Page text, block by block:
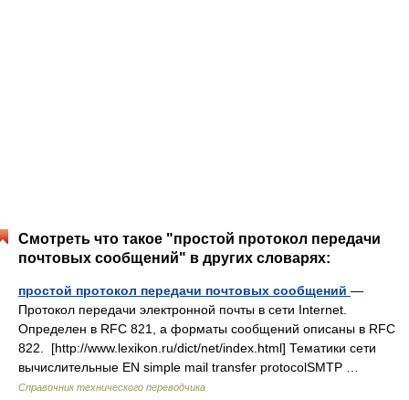
Смотреть что такое "простой протокол передачи
почтовых сообщений" в других словарях:
простой протокол передачи почтовых сообщений —
Протокол передачи электронной почты в сети Internet.
Определен в RFC 821, а форматы сообщений описаны в RFC
822. [http://www.lexikon.ru/dict/net/index.html] Тематики сети
вычислительные EN simple mail transfer protocolSMTP …
Справочник технического переводчика